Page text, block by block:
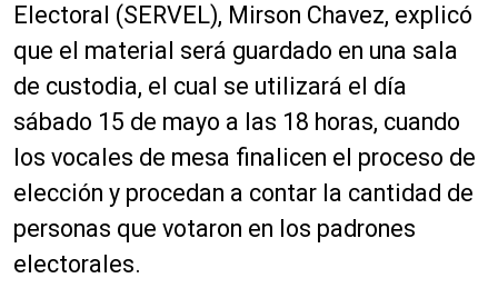
Electoral (SERVEL), Mirson Chavez, explicó
que el material será guardado en una sala
de custodia, el cual se utilizará el día
sábado 15 de mayo a las 18 horas, cuando
los vocales de mesa finalicen el proceso de
elección y procedan a contar la cantidad de
personas que votaron en los padrones
electorales.